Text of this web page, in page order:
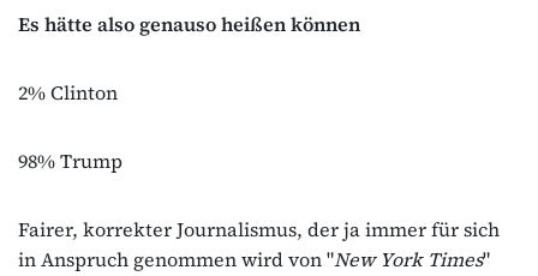
Es hätte also genauso heißen können
2% Clinton
98% Trump
Fairer, korrekter Journalismus, der ja immer für sich
in Anspruch genommen wird von "New York Times"